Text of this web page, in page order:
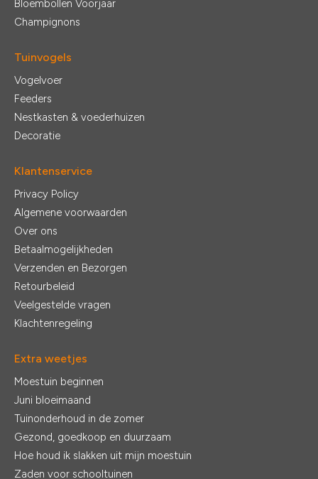
Bloembollen Voorjaar
Champignons
Tuinvogels
Vogelvoer
Feeders
Nestkasten & voederhuizen
Decoratie
Klantenservice
Privacy Policy
Algemene voorwaarden
Over ons
Betaalmogelijkheden
Verzenden en Bezorgen
Retourbeleid
Veelgestelde vragen
Klachtenregeling
Extra weetjes
Moestuin beginnen
Juni bloeimaand
Tuinonderhoud in de zomer
Gezond, goedkoop en duurzaam
Hoe houd ik slakken uit mijn moestuin
Zaden voor schooltuinen